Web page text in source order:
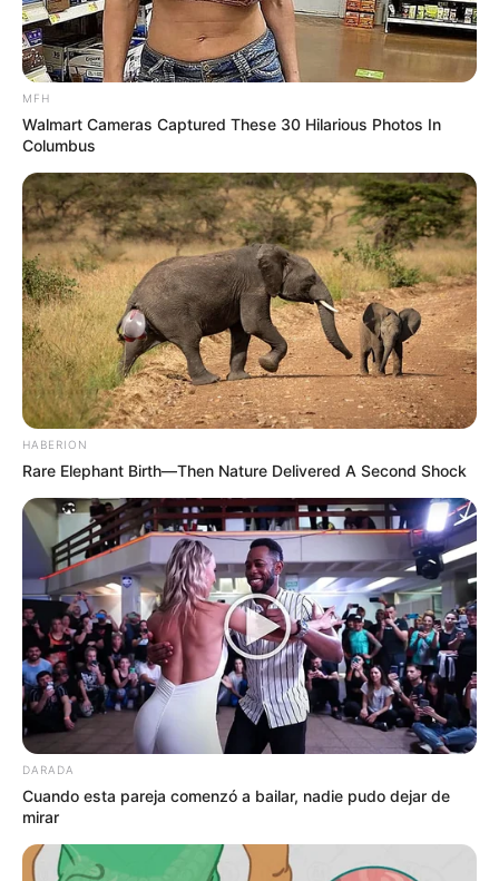
MFH
Walmart Cameras Captured These 30 Hilarious Photos In
Columbus
HABERION
Rare Elephant Birth—Then Nature Delivered A Second Shock
DARADA
Cuando esta pareja comenzó a bailar, nadie pudo dejar de
mirar